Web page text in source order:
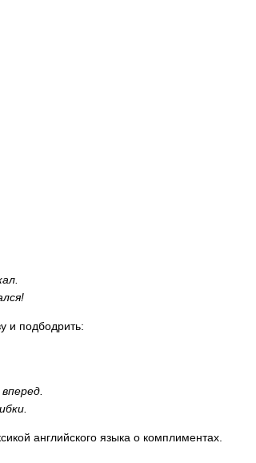
и подбодрить:
английского языка о комплиментах.